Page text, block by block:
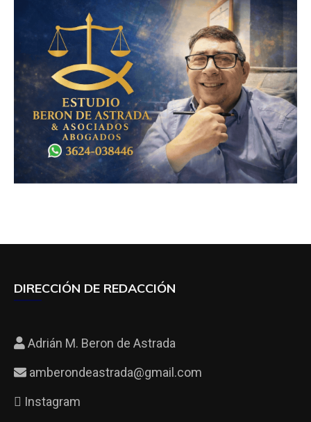
DIRECCIÓN DE REDACCIÓN
Adrián M. Beron de Astrada
amberondeastrada@gmail.com
Instagram